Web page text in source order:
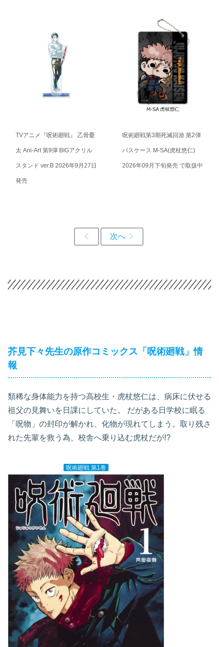
TVアニメ『呪術廻戦』 乙骨憂
太 Ani-Art 第9弾 BIGアクリル
スタンド ver.B 2026年9月27日
発売
呪術廻戦第3期死滅回游 第2弾
パスケース M-SA(虎杖悠仁)
2026年09月下旬発売 で取扱中
芥見下々先生の原作コミックス「呪術廻戦」情
報
類稀な身体能力を持つ高校生・虎杖悠仁は、病床に伏せる
祖父の見舞いを日課にしていた。 だがある日学校に眠る
「呪物」の封印が解かれ、化物が現れてしまう。取り残さ
れた先輩を救う為、校舎へ乗り込む虎杖だが!?
呪術廻戦 第1巻